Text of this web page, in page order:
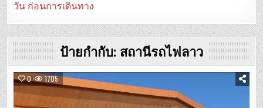
วัน ก่อนการเดินทาง
ป้ายกำกับ: สถานีรถไฟลาว
0 1705